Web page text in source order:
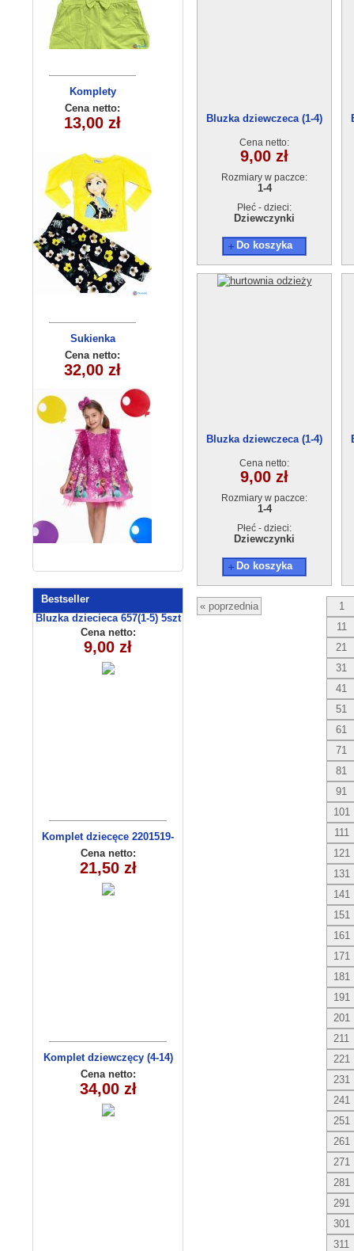
Komplety
dziecięce
(5-8) 4szt
Cena netto:
13,00 zł
Sukienka
dziewczęca
(3-10 ) 5szt
Cena netto:
32,00 zł
Opaska
dziecięca
250510-4
Cena netto:
10,00 zł
Komplety
dziecięce (1-4
) 4szt
Cena netto:
14,50 zł
Bestseller
Bluzka dziecieca 657(1-5) 5szt
Cena netto:
9,00 zł
Komplet dziecęce 2201519-
14(68-86m) 4szt
Cena netto:
21,50 zł
Komplet dziewczęcy (4-14)
8156
Cena netto:
34,00 zł
Bluzka dziewczeca (1-4)
Cena netto:
9,00 zł
Rozmiary w paczce:
1-4
Płeć - dzieci:
Dziewczynki
Do koszyka
Bluzka dziewczeca (1-4)
Cena netto:
9,00 zł
Rozmiary w paczce:
1-4
Płeć - dzieci:
Dziewczynki
Do koszyka
« poprzednia
1
11
21
31
41
51
61
71
81
91
101
111
121
131
141
151
161
171
181
191
201
211
221
231
241
251
261
271
281
291
301
311